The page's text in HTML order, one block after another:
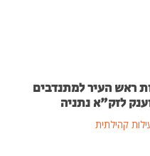
ראש העיר למתנדבים
לזק"א נתניה
קהילתית